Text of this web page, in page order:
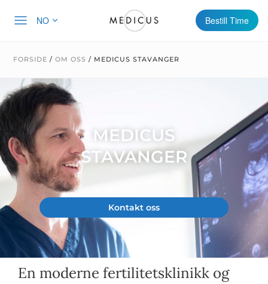
NO Bestill Time
FORSIDE / OM OSS / MEDICUS STAVANGER
MEDICUS
STAVANGER
Kontakt oss
En moderne fertilitetsklinikk og